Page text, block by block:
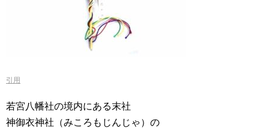
引用
若宮八幡社の境内にある末社
神御衣神社（みころもじんじゃ）の